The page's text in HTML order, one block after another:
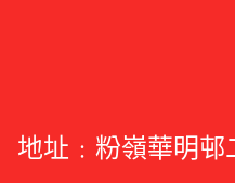
地址﹕粉嶺華明邨